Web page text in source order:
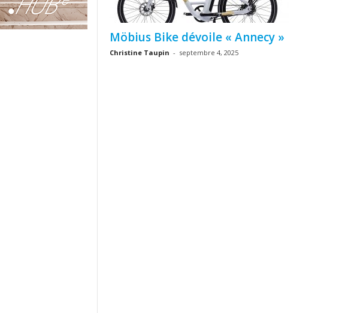
Möbius Bike dévoile « Annecy »
Christine Taupin - septembre 4, 2025